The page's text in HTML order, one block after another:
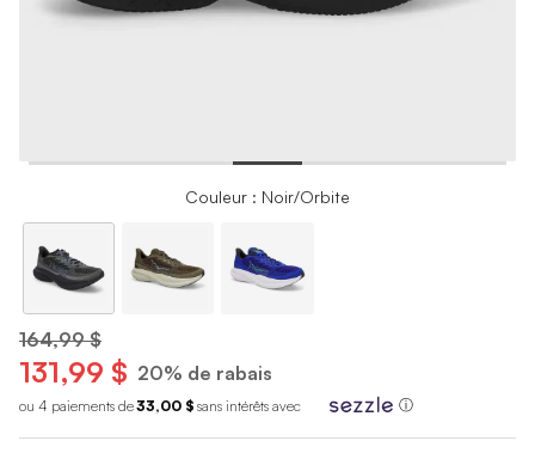
Couleur : Noir/Orbite
164,99 $
131,99 $ 20% de rabais
ou 4 paiements de33,00 $ sans intérêts avec ⓘ